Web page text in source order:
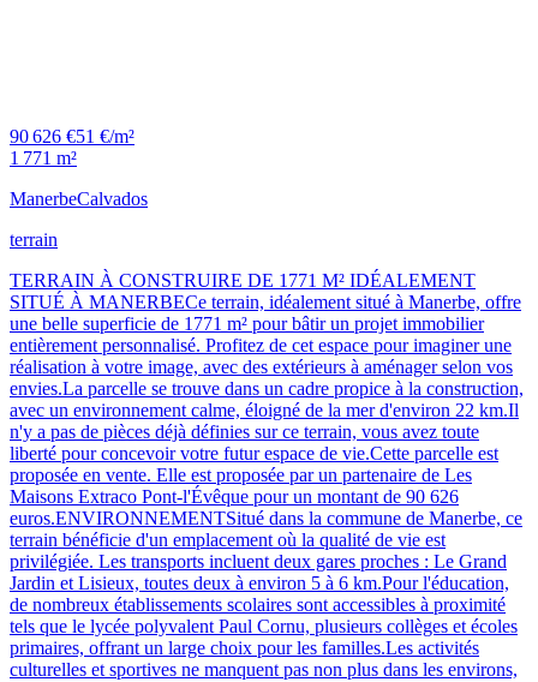
90 626 €51 €/m²
1 771 m²
ManerbeCalvados
terrain
TERRAIN À CONSTRUIRE DE 1771 M² IDÉALEMENT
SITUÉ À MANERBECe terrain, idéalement situé à Manerbe, offre
une belle superficie de 1771 m² pour bâtir un projet immobilier
entièrement personnalisé. Profitez de cet espace pour imaginer une
réalisation à votre image, avec des extérieurs à aménager selon vos
envies.La parcelle se trouve dans un cadre propice à la construction,
avec un environnement calme, éloigné de la mer d'environ 22 km.Il
n'y a pas de pièces déjà définies sur ce terrain, vous avez toute
liberté pour concevoir votre futur espace de vie.Cette parcelle est
proposée en vente. Elle est proposée par un partenaire de Les
Maisons Extraco Pont-l'Évêque pour un montant de 90 626
euros.ENVIRONNEMENTSitué dans la commune de Manerbe, ce
terrain bénéficie d'un emplacement où la qualité de vie est
privilégiée. Les transports incluent deux gares proches : Le Grand
Jardin et Lisieux, toutes deux à environ 5 à 6 km.Pour l'éducation,
de nombreux établissements scolaires sont accessibles à proximité
tels que le lycée polyvalent Paul Cornu, plusieurs collèges et écoles
primaires, offrant un large choix pour les familles.Les activités
culturelles et sportives ne manquent pas non plus dans les environs,